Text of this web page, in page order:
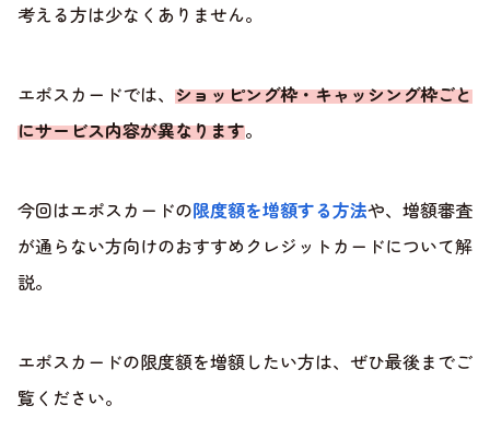
考える方は少なくありません。
エポスカードでは、 ショッピング枠・キャッシング枠ごと
にサービス内容が異なります。
今回はエポスカードの限度額を増額する方法や、増額審査
が通らない方向けのおすすめクレジットカードについて解
説。
エポスカードの限度額を増額したい方は、ぜひ最後までご
覧ください。